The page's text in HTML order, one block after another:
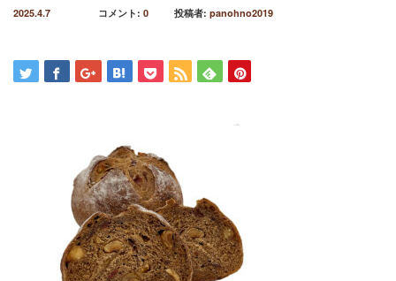
2025.4.7 コメント: 0 投稿者: panohno2019